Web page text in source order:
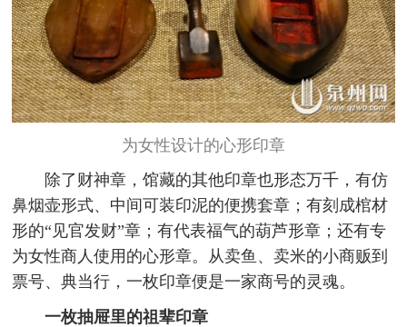
为女性设计的心形印章
除了财神章，馆藏的其他印章也形态万千，有仿
鼻烟壶形式、中间可装印泥的便携套章；有刻成棺材
形的“见官发财”章；有代表福气的葫芦形章；还有专
为女性商人使用的心形章。从卖鱼、卖米的小商贩到
票号、典当行，一枚印章便是一家商号的灵魂。
一枚抽屉里的祖辈印章